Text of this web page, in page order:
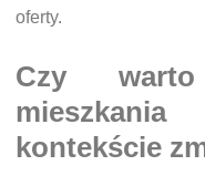
oferty.
Czy
kontekście